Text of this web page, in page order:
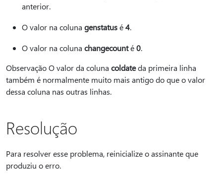
anterior.
O valor na coluna genstatusé4.
O valor na coluna changecounté0.
Observação O valor da coluna coldateda primeira linha
também é normalmente muito mais antigo do que o valor
dessa coluna nas outras linhas.
Resolução
Para resolver esse problema, reinicialize o assinante que
produziu o erro.